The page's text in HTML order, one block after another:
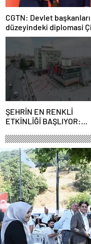
CGTN: Devlet başkanları
düzeyindeki diplomasi
Rusya arasındaki
ortaklığı güçlendiriyor
ŞEHRİN EN RENKLİ
ETKİNLİĞİ BAŞLIYOR:
FESTİVALİ” HEYECANI
GAZİOSMANPAŞA’DA
YAŞANACAK